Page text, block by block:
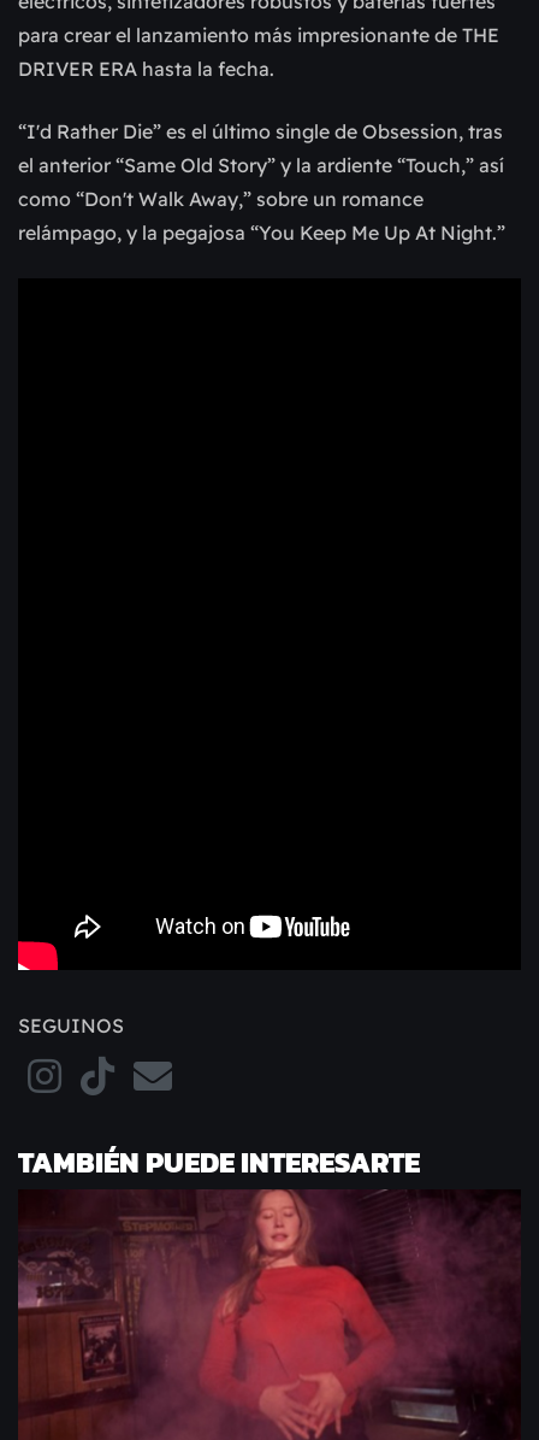
para crear el lanzamiento más impresionante de THE
DRIVER ERA hasta la fecha.
“I'd Rather Die” es el último single de Obsession, tras
el anterior “Same Old Story” y la ardiente “Touch,” así
como “Don't Walk Away,” sobre un romance
relámpago, y la pegajosa “You Keep Me Up At Night.”
SEGUINOS
TAMBIÉN PUEDE INTERESARTE